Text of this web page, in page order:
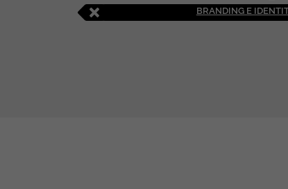
BRANDING E